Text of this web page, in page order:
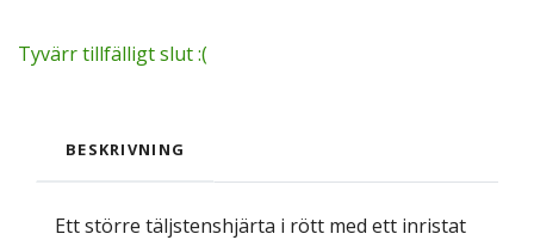
Tyvärr tillfälligt slut :(
BESKRIVNING
Ett större täljstenshjärta i rött med ett inristat